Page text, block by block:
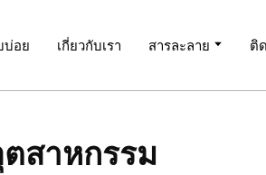
บ่อย เกี่ยวกับเรา สารละลาย ติ
สาหกรรม